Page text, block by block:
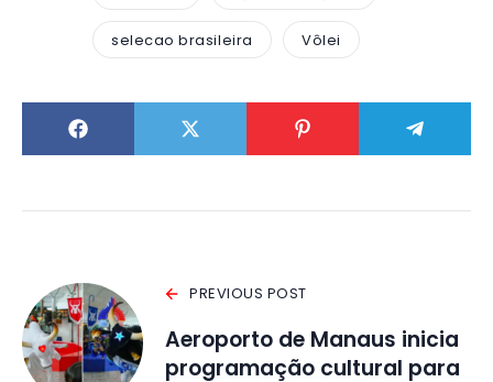
selecao brasileira Vôlei
PREVIOUS POST
Aeroporto de Manaus inicia
programação cultural para